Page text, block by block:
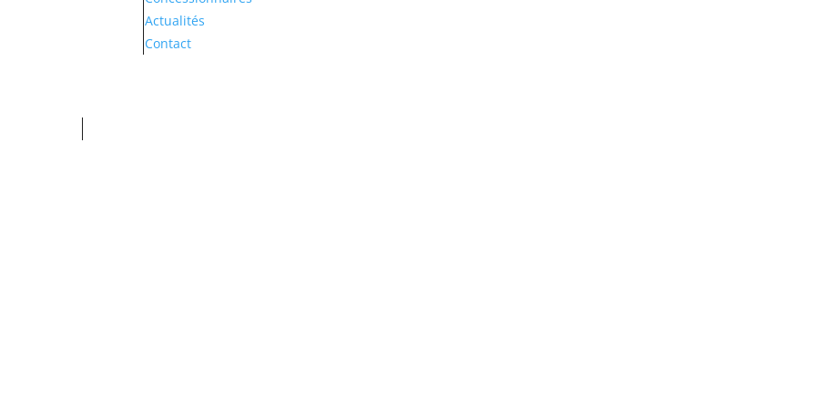
Actualités
Contact